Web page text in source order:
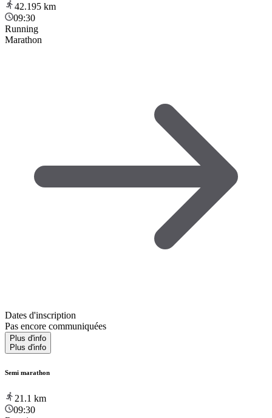
42.195 km
09:30
Running
Marathon
Dates d'inscription
Pas encore communiquées
Plus d'info
Plus d'info
Semi marathon
21.1 km
09:30